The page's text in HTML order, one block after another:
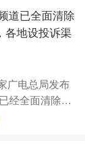
道已全面清除
各地设投诉渠
广电总局发布
经全面清除虚
开设投诉专